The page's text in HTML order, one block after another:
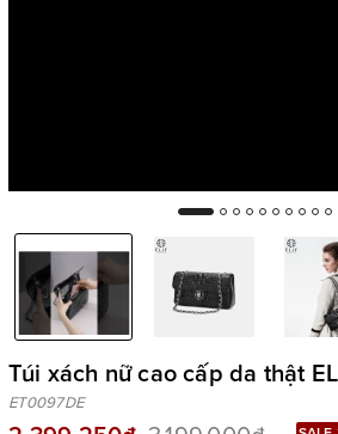
Túi xách nữ cao cấp da thật
ET0097DE